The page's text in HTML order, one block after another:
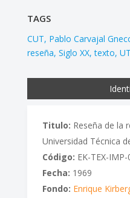
TAGS
CUT Pablo Carvajal
reseña Siglo XX texto
Titulo: Reseña de la
Universidad Técnica
Código: EK-TEX-
Fecha: 1969
Fondo: Enrique